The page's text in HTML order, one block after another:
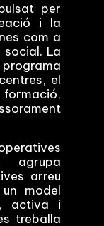
per
i la
com a
La
el
agrupa
arreu
model
activa i
treballa